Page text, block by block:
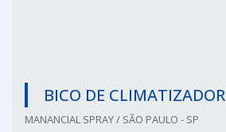
BICO DE CLIMATIZADOR
MANANCIAL SPRAY / SÃO PAULO - SP